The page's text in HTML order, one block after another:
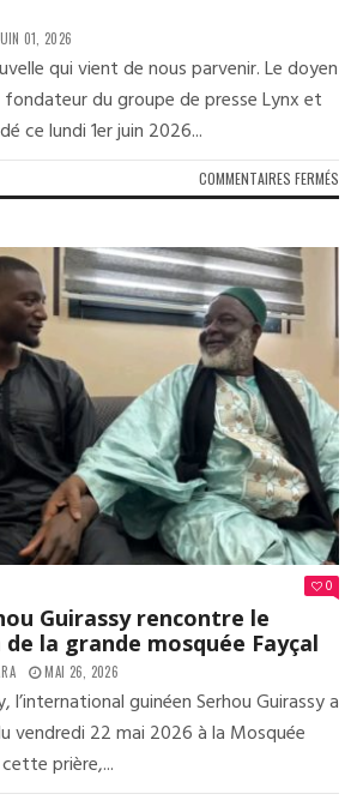
01, 2026
qui vient de nous parvenir. Le doyen
fondateur du groupe de presse Lynx et
ce lundi 1er juin 2026...
COMMENTAIRES FERMÉS
:
0
Guirassy rencontre le
la grande mosquée Fayçal
MAI 26, 2026
l’international guinéen Serhou Guirassy a
vendredi 22 mai 2026 à la Mosquée
cette prière,...